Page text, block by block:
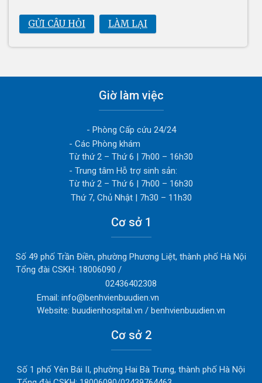
GỬI CÂU HỎI LÀM LẠI
Giờ làm việc
- Phòng Cấp cứu 24/24
- Các Phòng khám
Từ thứ 2 – Thứ 6 | 7h00 – 16h30
- Trung tâm Hỗ trợ sinh sản:
Từ thứ 2 – Thứ 6 | 7h00 – 16h30
Thứ 7, Chủ Nhật | 7h30 – 11h30
Cơ sở 1
Số 49 phố Trần Điền, phường Phương Liệt, thành phố Hà Nội
Tổng đài CSKH: 18006090 /
02436402308
Email: info@benhvienbuudien.vn
Website: buudienhospital.vn / benhvienbuudien.vn
Cơ sở 2
Số 1 phố Yên Bái II, phường Hai Bà Trưng, thành phố Hà Nội